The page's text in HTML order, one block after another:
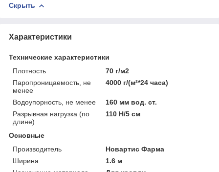
Скрыть
Характеристики
Технические характеристики
Плотность
70 г/м2
Паропроницаемость, не
менее
4000 г/(м²*24 часа)
Водоупорность, не менее
160 мм вод. ст.
Разрывная нагрузка (по
длине)
110 Н/5 см
Основные
Производитель
Новартис Фарма
Ширина
1.6 м